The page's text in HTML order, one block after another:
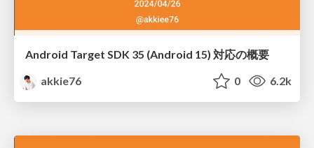
Android Target SDK 35 (Android 15) 対応の概要
akkie76
0 6.2k